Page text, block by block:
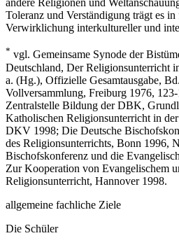
andere Religionen und
Toleranz und Verständigung trägt es
Verwirklichung interkultureller und
* vgl. Gemeinsame Synode der
Deutschland, Der Religionsunterricht
a. (Hg.), Offizielle Gesamtausgabe,
Vollversammlung, Freiburg 1976,
Zentralstelle Bildung der DBK,
Katholischen Religionsunterricht in
DKV 1998; Die Deutsche
des Religionsunterrichts, Bonn 1996,
Bischofskonferenz und die
Zur Kooperation von Evangelischem
Religionsunterricht, Hannover 1998.
allgemeine fachliche Ziele
Die Schüler